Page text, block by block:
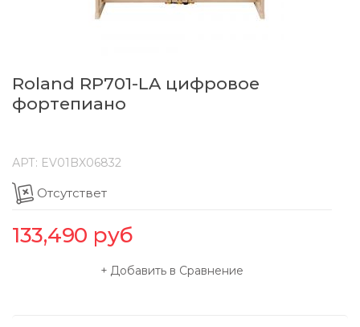
Roland RP701-LA цифровое
фортепиано
АРТ: EV01BX06832
Отсутствет
133,490 руб
Добавить в Сравнение